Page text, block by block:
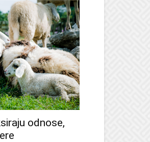
odnose,